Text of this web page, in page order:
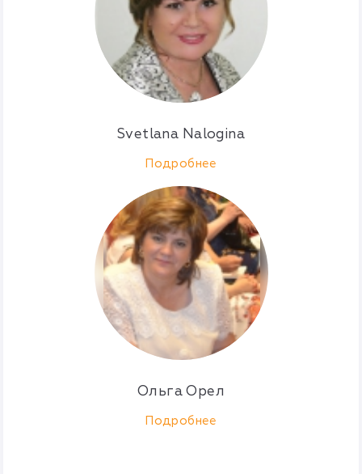
Svetlana Nalogina
Подробнее
Ольга Орел
Подробнее